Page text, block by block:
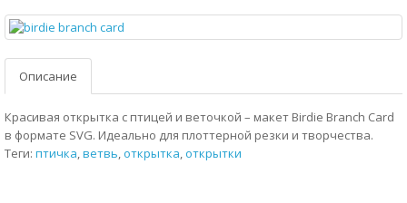
Описание
Красивая открытка с птицей и веточкой – макет Birdie Branch Card
в формате SVG. Идеально для плоттерной резки и творчества.
Теги: птичка,ветвь,открытка,открытки